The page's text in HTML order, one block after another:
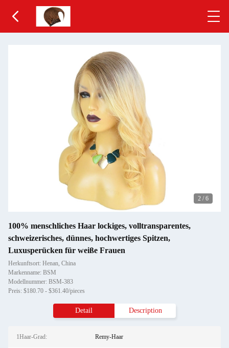
2 / 6
100% menschliches Haar lockiges, volltransparentes,
schweizerisches, dünnes, hochwertiges Spitzen,
Luxusperücken für weiße Frauen
Herkunftsort: Henan, China
Markenname: BSM
Modellnummer: BSM-383
Preis: $180.70 - $361.40/pieces
Detail Description
1Haar-Grad: Remy-Haar